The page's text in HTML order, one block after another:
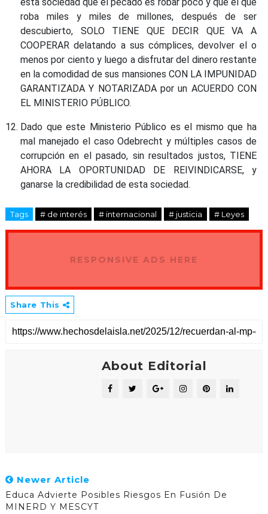
roba miles y miles de millones, después de ser
descubierto, SOLO TIENE QUE DECIR QUE VA A
COOPERAR delatando a sus cómplices, devolver el o
menos por ciento y luego a disfrutar del dinero restante
en la comodidad de sus mansiones CON LA IMPUNIDAD
GARANTIZADA Y NOTARIZADA por un ACUERDO CON
EL MINISTERIO PÚBLICO.
Dado que este Ministerio Público es el mismo que ha
mal manejado el caso Odebrecht y múltiples casos de
corrupción en el pasado, sin resultados justos, TIENE
AHORA LA OPORTUNIDAD DE REIVINDICARSE, y
ganarse la credibilidad de esta sociedad.
Tags # de interés # internacional # justicia # Leyes
RESPONSIVE ADS HERE
Share This
About Editorial
Newer Article
Educa Advierte Posibles Riesgos En Fusión De
MINERD Y MESCYT